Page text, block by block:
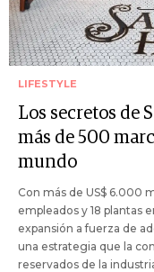
LIFESTYLE
Los secretos de
más de 500
mundo
Con más de US$ 6.000
empleados y 18 plantas
expansión a fuerza de
una estrategia que la
reservados de la